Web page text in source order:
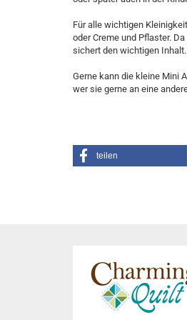
Für alle wichtigen
oder Creme und Pflaster.
sichert den wichtigen Inhalt.
Gerne kann die kleine Mini
wer sie gerne an eine
teilen